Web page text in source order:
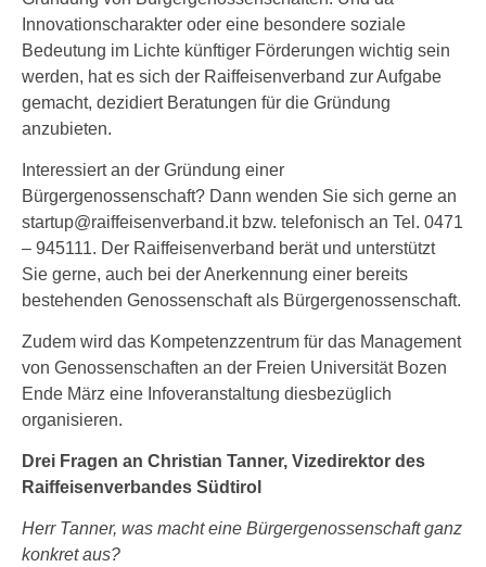
Innovationscharakter oder eine besondere soziale
Bedeutung im Lichte künftiger Förderungen wichtig sein
werden, hat es sich der Raiffeisenverband zur Aufgabe
gemacht, dezidiert Beratungen für die Gründung
anzubieten.
Interessiert an der Gründung einer
Bürgergenossenschaft? Dann wenden Sie sich gerne an
startup@raiffeisenverband.it bzw. telefonisch an Tel. 0471
– 945111. Der Raiffeisenverband berät und unterstützt
Sie gerne, auch bei der Anerkennung einer bereits
bestehenden Genossenschaft als Bürgergenossenschaft.
Zudem wird das Kompetenzzentrum für das Management
von Genossenschaften an der Freien Universität Bozen
Ende März eine Infoveranstaltung diesbezüglich
organisieren.
Drei Fragen an Christian Tanner, Vizedirektor des
Raiffeisenverbandes Südtirol
Herr Tanner, was macht eine Bürgergenossenschaft ganz
konkret aus?